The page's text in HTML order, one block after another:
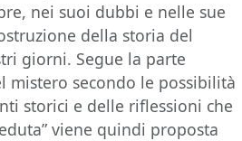
nei suoi dubbi e nelle sue
della storia del
giorni. Segue la parte
mistero secondo le possibilità
storici e delle riflessioni che
viene quindi proposta